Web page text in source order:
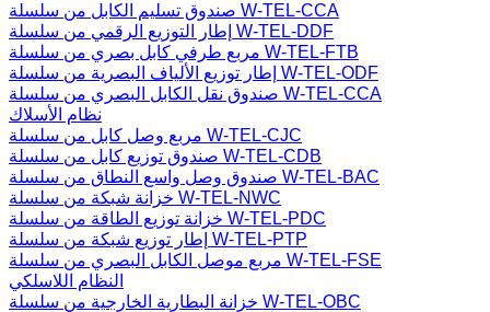
صندوق تسليم الكابل من سلسلة W-TEL-CCA
إطار التوزيع الرقمي من سلسلة W-TEL-DDF
مربع طرفي كابل بصري من سلسلة W-TEL-FTB
إطار توزيع الألياف البصرية من سلسلة W-TEL-ODF
صندوق نقل الكابل البصري من سلسلة W-TEL-CCA
نظام الأسلاك
مربع وصل كابل من سلسلة W-TEL-CJC
صندوق توزيع كابل من سلسلة W-TEL-CDB
صندوق وصل واسع النطاق من سلسلة W-TEL-BAC
خزانة شبكة من سلسلة W-TEL-NWC
خزانة توزيع الطاقة من سلسلة W-TEL-PDC
إطار توزيع شبكة من سلسلة W-TEL-PTP
مربع موصل الكابل البصري من سلسلة W-TEL-FSE
النظام اللاسلكي
خزانة البطارية الخارجية من سلسلة W-TEL-OBC